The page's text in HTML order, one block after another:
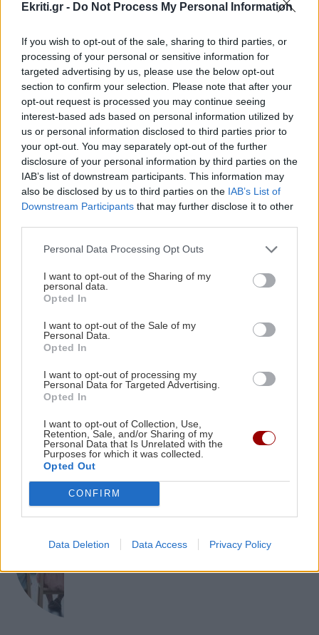
Ekriti.gr - Do Not Process My Personal Information
If you wish to opt-out of the sale, sharing to third parties, or
processing of your personal or sensitive information for
targeted advertising by us, please use the below opt-out
section to confirm your selection. Please note that after your
opt-out request is processed you may continue seeing
interest-based ads based on personal information utilized by
us or personal information disclosed to third parties prior to
your opt-out. You may separately opt-out of the further
disclosure of your personal information by third parties on the
IAB’s list of downstream participants. This information may
also be disclosed by us to third parties on the IAB’s List of
Downstream Participants that may further disclose it to other
Personal Data Processing Opt Outs
I want to opt-out of the Sharing of my
personal data.
Opted In
I want to opt-out of the Sale of my
Personal Data.
Opted In
I want to opt-out of processing my
Personal Data for Targeted Advertising.
Opted In
I want to opt-out of Collection, Use,
Retention, Sale, and/or Sharing of my
Personal Data that Is Unrelated with the
Purposes for which it was collected.
Opted Out
CONFIRM
Data Deletion Data Access Privacy Policy
12:07
ΕΛΛΑΔΑ
Δικαστικό "μπλόκο" στην αυθαιρεσία των
Δήμων: Αποζημίωση - μαμούθ σε
εκπαιδευτικό για ηθική βλάβη
12:00
GOSSIP - LIFESTYLE
Η Κέιτι Πέρι στην Μύκονο
11:54
ΕΛΛΑΔΑ
Μύκονος: Συνελήφθη αστυνομικός για
επικίνδυνη οδήγηση και απείθεια
Λάρισα: Η Μητρόπολη "φόρεσε" κράνος στην
ομάδα ΔΙ.ΑΣ.!
11:36
ΚΟΙΝΩΝΙΑ
Αφέντης Χριστός: Η βυζαντινή ρίζα πίσω από
μια μεγάλη γλωσσική παρεξήγηση - Το
τουρκικό "αντιδάνειο"
ΕΛΛΑΔΑ
"Μαύρο φίδι σ' έφαγε": Το ελληνικό
νησί - φάντασμα που κρύβει...το
μυστηριώδες ερπετό!
Τροχαία: 200.000 κλήσεις μόνο για μία
παράβαση - Ποιά είναι
Νέα ταυτότητα: Ποιούς φορείς πρέπει
ΚΟΙΝΩΝΙΑ
«Νταντάδες της Γειτονιάς»: Όλες οι